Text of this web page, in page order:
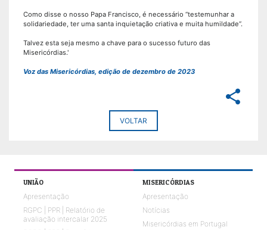
Como disse o nosso Papa Francisco, é necessário “testemunhar a
solidariedade, ter uma santa inquietação criativa e muita humildade”.
Talvez esta seja mesmo a chave para o sucesso futuro das
Misericórdias.'
Voz das Misericórdias, edição de dezembro de 2023
share
VOLTAR
UNIÃO
Apresentação
RGPC | PPR | Relatório de
avaliação intercalar 2025
MISERICÓRDIAS
Apresentação
Notícias
Misericórdias em Portugal